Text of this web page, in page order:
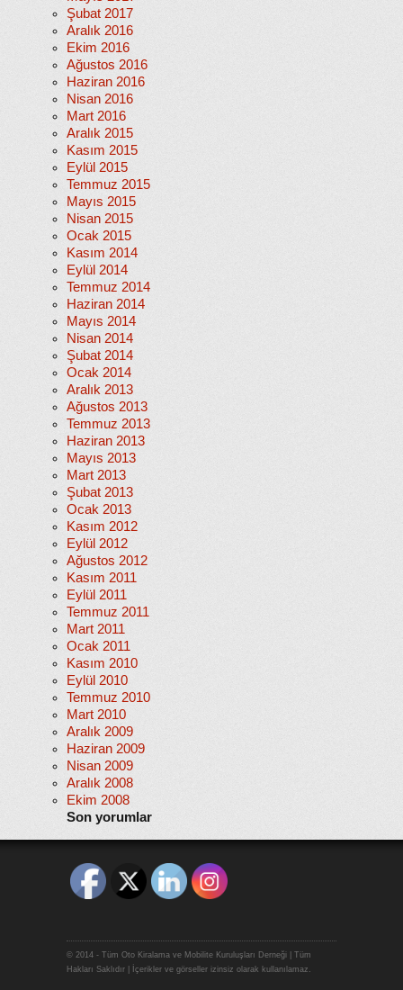
Şubat 2017
Aralık 2016
Ekim 2016
Ağustos 2016
Haziran 2016
Nisan 2016
Mart 2016
Aralık 2015
Kasım 2015
Eylül 2015
Temmuz 2015
Mayıs 2015
Nisan 2015
Ocak 2015
Kasım 2014
Eylül 2014
Temmuz 2014
Haziran 2014
Mayıs 2014
Nisan 2014
Şubat 2014
Ocak 2014
Aralık 2013
Ağustos 2013
Temmuz 2013
Haziran 2013
Mayıs 2013
Mart 2013
Şubat 2013
Ocak 2013
Kasım 2012
Eylül 2012
Ağustos 2012
Kasım 2011
Eylül 2011
Temmuz 2011
Mart 2011
Ocak 2011
Kasım 2010
Eylül 2010
Temmuz 2010
Mart 2010
Aralık 2009
Haziran 2009
Nisan 2009
Aralık 2008
Ekim 2008
Son yorumlar
© 2014 - Tüm Oto Kiralama ve Mobilite Kuruluşları Derneği | Tüm
Hakları Saklıdır | İçerikler ve görseller izinsiz olarak kullanılamaz.